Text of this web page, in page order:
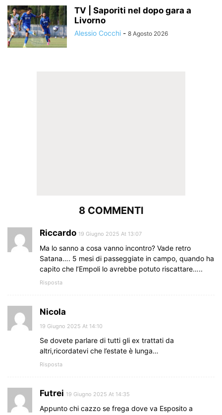
TV | Saporiti nel dopo gara a
Livorno
Alessio Cocchi - 8 Agosto 2026
8 COMMENTI
Riccardo 19 Giugno 2025 At 13:07
Ma lo sanno a cosa vanno incontro? Vade retro
Satana…. 5 mesi di passeggiate in campo, quando ha
capito che l’Empoli lo avrebbe potuto riscattare…..
Risposta
Nicola
19 Giugno 2025 At 14:10
Se dovete parlare di tutti gli ex trattati da
altri,ricordatevi che l’estate è lunga…
Risposta
Futrei 19 Giugno 2025 At 14:35
Appunto chi cazzo se frega dove va Esposito a